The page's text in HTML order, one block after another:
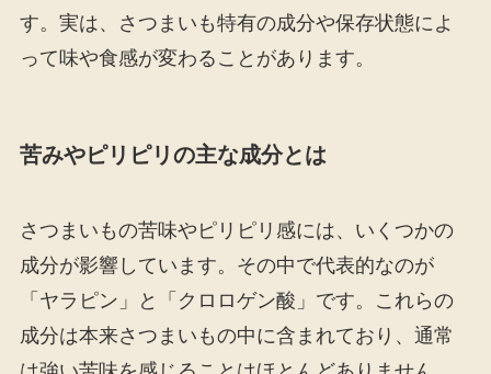
す。実は、さつまいも特有の成分や保存状態によ
って味や食感が変わることがあります。
苦みやピリピリの主な成分とは
さつまいもの苦味やピリピリ感には、いくつかの
成分が影響しています。その中で代表的なのが
「ヤラピン」と「クロロゲン酸」です。これらの
成分は本来さつまいもの中に含まれており、通常